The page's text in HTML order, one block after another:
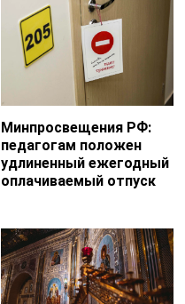
Минпросвещения РФ:
педагогам положен
удлиненный ежегодный
оплачиваемый отпуск